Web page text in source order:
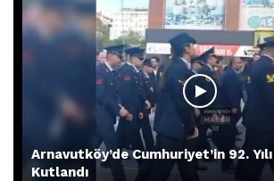
Arnavutköy’de Cumhuriyet’in 92.
Kutlandı